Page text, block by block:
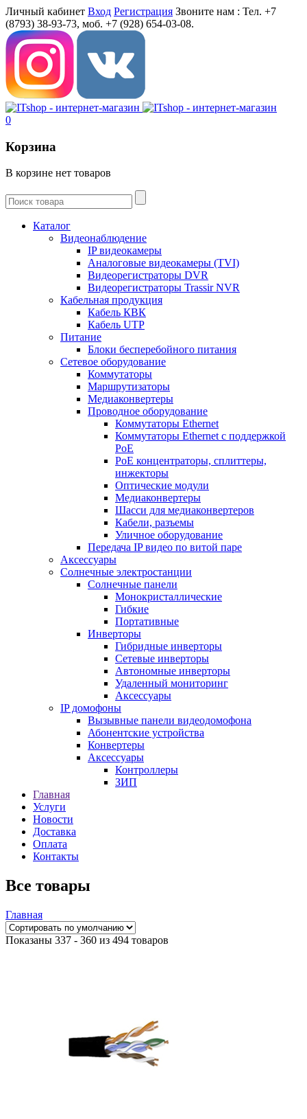
Личный кабинет Вход Регистрация Звоните нам : Тел. +7
(8793) 38-93-73, моб. +7 (928) 654-03-08.
0
Корзина
В корзине нет товаров
Каталог
Видеонаблюдение
IP видеокамеры
Aналоговые видеокамеры (TVI)
Видеорегистраторы DVR
Видеорегистраторы Trassir NVR
Кабельная продукция
Кабель КВК
Кабель UTP
Питание
Блоки бесперебойного питания
Сетевое оборудование
Коммутаторы
Маршрутизаторы
Медиаконвертеры
Проводное оборудование
Коммутаторы Ethernet
Коммутаторы Ethernet с поддержкой
PoE
РoЕ концентраторы, сплиттеры,
инжекторы
Оптические модули
Медиаконвертеры
Шасси для медиаконвертеров
Кабели, разъемы
Уличное оборудование
Передача IP видео по витой паре
Аксессуары
Солнечные электростанции
Солнечные панели
Монокристаллические
Гибкие
Портативные
Инверторы
Гибридные инверторы
Сетевые инверторы
Автономные инверторы
Удаленный мониторинг
Аксессуары
IP домофоны
Вызывные панели видеодомофона
Абонентские устройства
Конвертеры
Аксессуары
Контроллеры
ЗИП
Главная
Услуги
Новости
Доставка
Оплата
Контакты
Все товары
Главная
Показаны 337 - 360 из 494 товаров